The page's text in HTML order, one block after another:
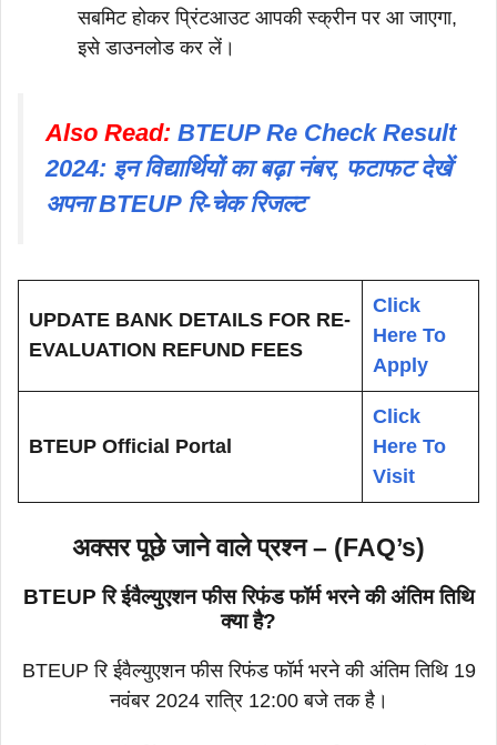
सबमिट होकर प्रिंटआउट आपकी स्क्रीन पर आ जाएगा,
इसे डाउनलोड कर लें।
Also Read: BTEUP Re Check Result
2024: इन विद्यार्थियों का बढ़ा नंबर, फटाफट देखें
अपना BTEUP रि-चेक रिजल्ट
UPDATE BANK DETAILS FOR RE-
EVALUATION REFUND FEES
Click
Here To
Apply
BTEUP Official Portal
Click
Here To
Visit
अक्सर पूछे जाने वाले प्रश्न – (FAQ’s)
BTEUP रि ईवैल्युएशन फीस रिफंड फॉर्म भरने की अंतिम तिथि
क्या है?
BTEUP रि ईवैल्युएशन फीस रिफंड फॉर्म भरने की अंतिम तिथि 19
नवंबर 2024 रात्रि 12:00 बजे तक है।